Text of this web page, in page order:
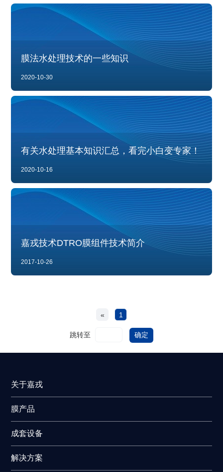
膜法水处理技术的一些知识
2020-10-30
有关水处理基本知识汇总，看完小白变专家！
2020-10-16
嘉戎技术DTRO膜组件技术简介
2017-10-26
« 1
跳转至 确定
关于嘉戎
膜产品
成套设备
解决方案